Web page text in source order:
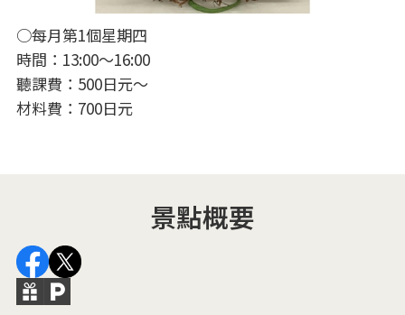
○每月第1個星期四
時間：13:00～16:00
聽課費：500日元～
材料費：700日元
景點概要